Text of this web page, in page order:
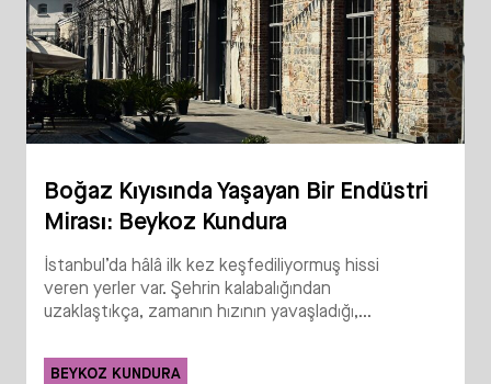
Boğaz Kıyısında Yaşayan Bir Endüstri
Mirası: Beykoz Kundura
İstanbul’da hâlâ ilk kez keşfediliyormuş hissi
veren yerler var. Şehrin kalabalığından
uzaklaştıkça, zamanın hızının yavaşladığı,...
BEYKOZ KUNDURA